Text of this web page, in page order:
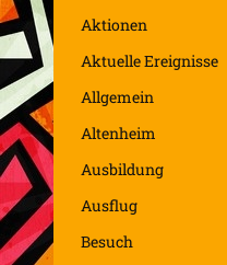
Aktionen
Aktuelle Ereignisse
Allgemein
Altenheim
Ausbildung
Ausflug
Besuch